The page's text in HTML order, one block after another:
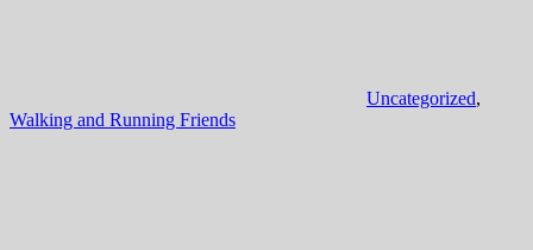
Uncategorized,
Walking and Running Friends